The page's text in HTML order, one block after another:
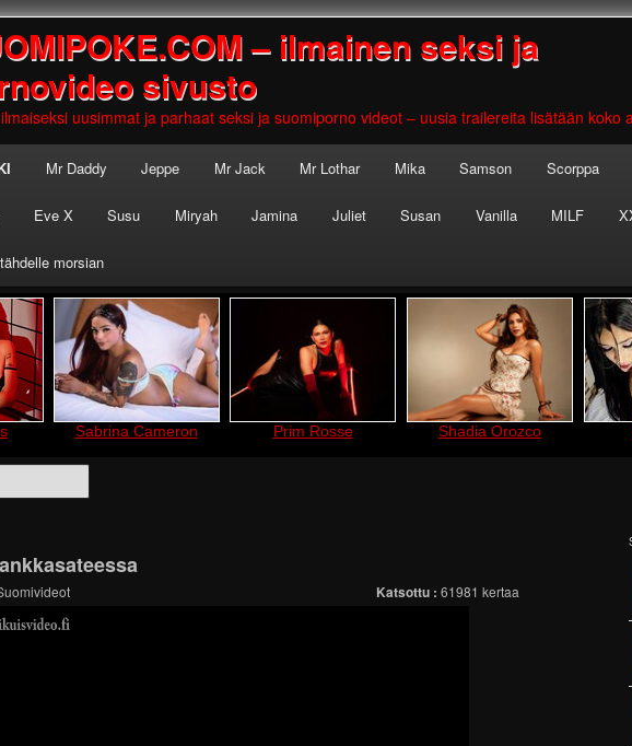
– ilmainen seksi ja
sivusto
uusimmat ja parhaat seksi ja suomiporno videot – uusia trailereita lisätään koko
to
to Mr Daddy Jeppe Mr Jack Mr Lothar Mika Samson Scorppa
Eve X Susu Miryah Jamina Juliet Susan Vanilla MILF
morsian
Katsottu :61981 kertaa